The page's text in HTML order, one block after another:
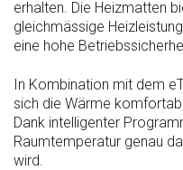
erhalten. Die Heizmatten
gleichmässige
eine hohe
In Kombination mit dem
sich die Wärme
Dank intelligenter
Raumtemperatur genau
wird.